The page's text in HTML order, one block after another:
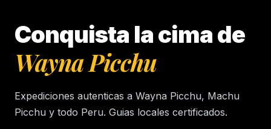
Conquista la cima de
Wayna Picchu
Expediciones autenticas a Wayna Picchu, Machu
Picchu y todo Peru. Guias locales certificados.